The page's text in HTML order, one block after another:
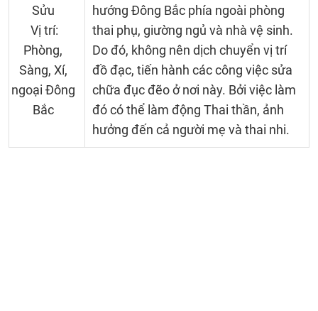
Sửu
Vị trí:
Phòng,
Sàng, Xí,
ngoại Đông
Bắc
hướng Đông Bắc phía ngoài phòng
thai phụ, giường ngủ và nhà vệ sinh.
Do đó, không nên dịch chuyển vị trí
đồ đạc, tiến hành các công việc sửa
chữa đục đẽo ở nơi này. Bởi việc làm
đó có thể làm động Thai thần, ảnh
hưởng đến cả người mẹ và thai nhi.